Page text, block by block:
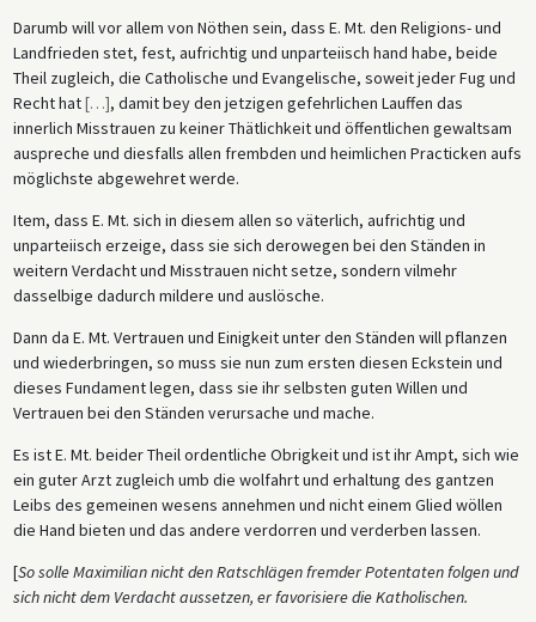
Darumb will vor allem von Nöthen sein, dass E. Mt. den Religions- und
Landfrieden stet, fest, aufrichtig und unparteiisch hand habe, beide
Theil zugleich, die Catholische und Evangelische, soweit jeder Fug und
Recht hat[…], damit bey den jetzigen gefehrlichen Lauffen das
innerlich Misstrauen zu keiner Thätlichkeit und öffentlichen gewaltsam
auspreche und diesfalls allen frembden und heimlichen Practicken aufs
möglichste abgewehret werde.
Item, dass E. Mt. sich in diesem allen so väterlich, aufrichtig und
unparteiisch erzeige, dass sie sich derowegen bei den Ständen in
weitern Verdacht und Misstrauen nicht setze, sondern vilmehr
dasselbige dadurch mildere und auslösche.
Dann da E. Mt. Vertrauen und Einigkeit unter den Ständen will pflanzen
und wiederbringen, so muss sie nun zum ersten diesen Eckstein und
dieses Fundament legen, dass sie ihr selbsten guten Willen und
Vertrauen bei den Ständen verursache und mache.
Es ist E. Mt. beider Theil ordentliche Obrigkeit und ist ihr Ampt, sich wie
ein guter Arzt zugleich umb die wolfahrt und erhaltung des gantzen
Leibs des gemeinen wesens annehmen und nicht einem Glied wöllen
die Hand bieten und das andere verdorren und verderben lassen.
[So solle Maximilian nicht den Ratschlägen fremder Potentaten folgen und
sich nicht dem Verdacht aussetzen, er favorisiere die Katholischen.